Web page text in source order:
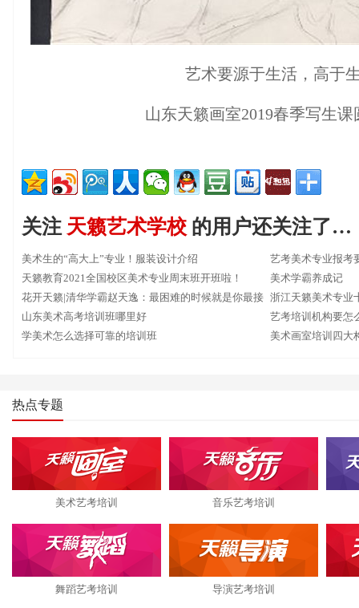
艺术要源于生活，高于
山东天籁画室2019春季写生课
关注 天籁艺术学校 的用户还关注了…
美术生的“高大上”专业！服装设计介绍
天籁教育2021全国校区美术专业周末班开班啦！
花开天籁|清华学霸赵天逸：最困难的时候就是你最接
近成功的时候
山东美术高考培训班哪里好
学美术怎么选择可靠的培训班
艺考美术专业报考
美术学霸养成记
浙江天籁美术专业
禀，不过是百炼成
艺考培训机构要怎
美术画室培训四大
热点专题
美术艺考培训 音乐艺考培训
舞蹈艺考培训 导演艺考培训